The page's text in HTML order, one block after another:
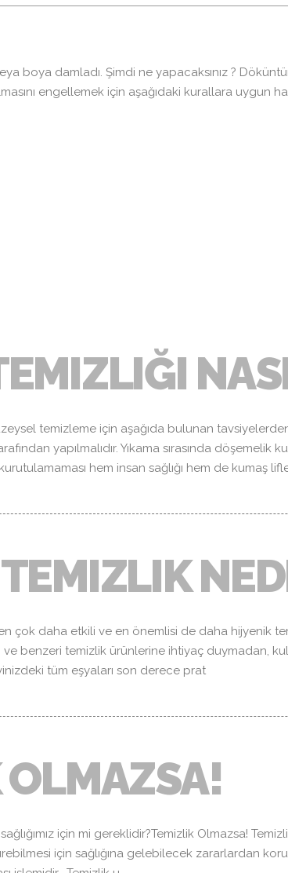
damladı. Şimdi ne yapacaksınız ?
engellemek için aşağıdaki kurallara uygun
temizleme için aşağıda bulunan
yapılmalıdır. Yıkama sırasında döşemelik
hem insan sağlığı hem de kumaş
çok daha etkili ve en önemlisi de daha hijyenik
benzeri temizlik ürünlerine ihtiyaç duymadan,
tüm eşyaları son derece prat
için mi gereklidir?Temizlik Olmazsa!
için sağlığına gelebilecek zararlardan